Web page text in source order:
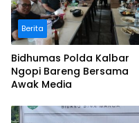
Berita
Bidhumas Polda Kalbar
Ngopi Bareng Bersama
Awak Media